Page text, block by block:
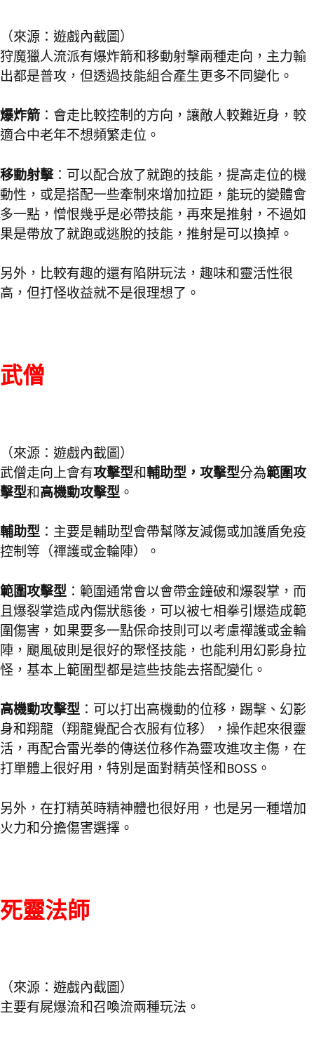
（來源：遊戲內截圖）
狩魔獵人流派有爆炸箭和移動射擊兩種走向，主力輸
出都是普攻，但透過技能組合產生更多不同變化。
爆炸箭 ：會走比較控制的方向，讓敵人較難近身，較
適合中老年不想頻繁走位。
移動射擊：可以配合放了就跑的技能，提高走位的機
動性，或是搭配一些牽制來增加拉距，能玩的變體會
多一點，憎恨幾乎是必帶技能，再來是推射，不過如
果是帶放了就跑或逃脫的技能，推射是可以換掉。
另外，比較有趣的還有陷阱玩法，趣味和靈活性很
高，但打怪收益就不是很理想了。
武僧
（來源：遊戲內截圖）
武僧走向上會有攻擊型和輔助型，攻擊型分為範圍攻
擊型和高機動攻擊型 。
輔助型 ：主要是輔助型會帶幫隊友減傷或加護盾免疫
控制等（禪護或金輪陣）。
範圍攻擊型 ：範圍通常會以會帶金鐘破和爆裂掌，而
且爆裂掌造成內傷狀態後，可以被七相拳引爆造成範
圍傷害，如果要多一點保命技則可以考慮禪護或金輪
陣，颶風破則是很好的聚怪技能，也能利用幻影身拉
怪，基本上範圍型都是這些技能去搭配變化。
高機動攻擊型 ：可以打出高機動的位移，踢擊、幻影
身和翔龍（翔龍覺配合衣服有位移），操作起來很靈
活，再配合雷光拳的傳送位移作為靈攻進攻主傷，在
打單體上很好用，特別是面對精英怪和BOSS。
另外，在打精英時精神體也很好用，也是另一種增加
火力和分擔傷害選擇。
死靈法師
（來源：遊戲內截圖）
主要有屍爆流和召喚流兩種玩法。